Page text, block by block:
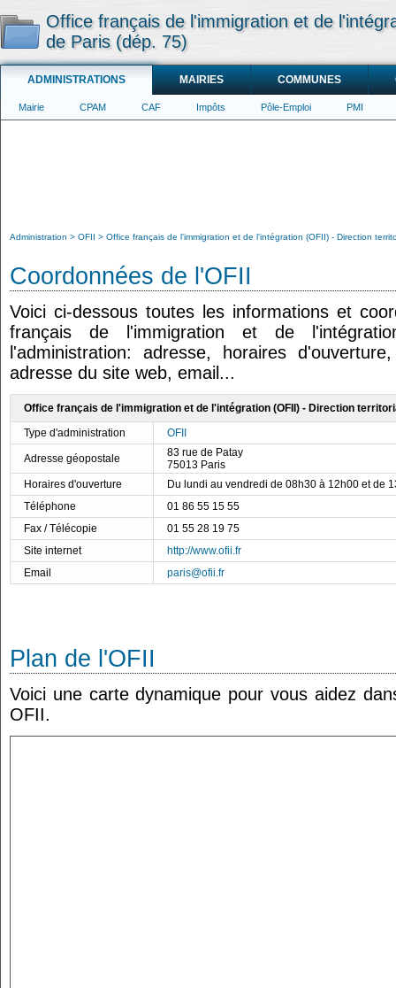
Office français de l'immigration et de
de Paris (dép. 75)
ADMINISTRATIONS MAIRIES COMMUNES
Mairie CPAM CAF Impôts Pôle-Emploi PMI
Administration OFII Office français de l'immigration et de l'intégration (OFII) - Direction
Coordonnées de l'OFII
Voici ci-dessous toutes les informations et
français de l'immigration et de
l'administration: adresse, horaires
adresse du site web, email...
Office français de l'immigration et de l'intégration (OFII) - Direction
Type d'administration
OFII
Adresse géopostale
83 rue de Patay
75013 Paris
Horaires d'ouverture
Du lundi au vendredi de 08h30 à 12h00 et de
Téléphone
01 86 55 15 55
Fax / Télécopie
01 55 28 19 75
Site internet
http://www.ofii.fr
Email
paris@ofii.fr
Plan de l'OFII
Voici une carte dynamique pour vous aidez
OFII.